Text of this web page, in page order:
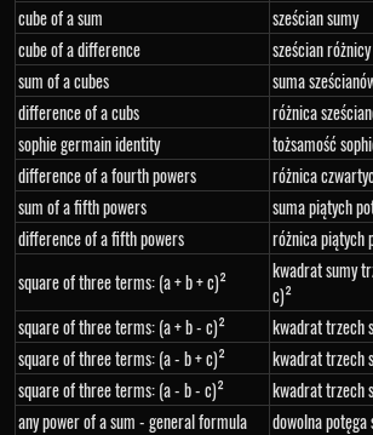
cube of a sum
sześcian sumy
cube of a difference
sześcian różnicy
sum of a cubes
suma
difference of a cubs
różnica
sophie germain identity
tożsamość
difference of a fourth powers
różnica
sum of a fifth powers
suma piątych
difference of a fifth powers
różnica piątych
square of three terms: (a + b + c)²
kwadrat sumy
c)²
square of three terms: (a + b - c)²
kwadrat trzech
square of three terms: (a - b + c)²
kwadrat trzech
square of three terms: (a - b - c)²
kwadrat trzech
any power of a sum - general formula
dowolna